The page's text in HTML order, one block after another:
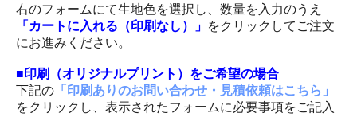
右のフォームにて生地色を選択し、数量を入力のうえ
「カートに入れる（印刷なし）」 をクリックしてご注文
にお進みください。
■印刷（オリジナルプリント）をご希望の場合
下記の 「印刷ありのお問い合わせ・見積依頼はこちら」
をクリックし、表示されたフォームに必要事項をご記入